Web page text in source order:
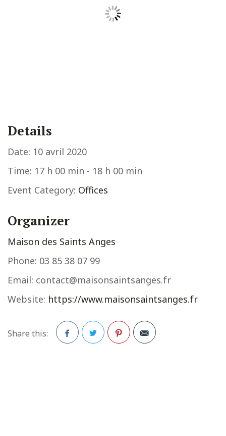
Details
Date: 10 avril 2020
Time: 17 h 00 min - 18 h 00 min
Event Category: Offices
Organizer
Maison des Saints Anges
Phone: 03 85 38 07 99
Email: contact@maisonsaintsanges.fr
Website: https://www.maisonsaintsanges.fr
Share this: